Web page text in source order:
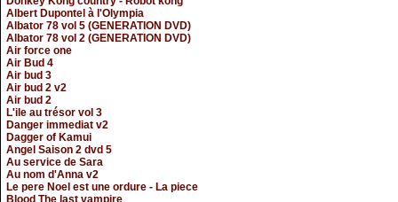
Albert Dupontel à l'Olympia
Albator 78 vol 5 (GENERATION DVD)
Albator 78 vol 2 (GENERATION DVD)
Air force one
Air Bud 4
Air bud 3
Air bud 2 v2
Air bud 2
L'ile au trésor vol 3
Danger immediat v2
Dagger of Kamui
Angel Saison 2 dvd 5
Au service de Sara
Au nom d'Anna v2
Le pere Noel est une ordure - La piece
Blood The last vampire